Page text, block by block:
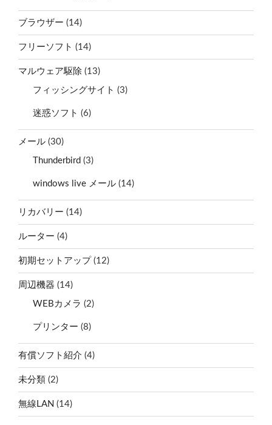
ブラウザー (14)
フリーソフト (14)
マルウェア駆除 (13)
フィッシングサイト (3)
迷惑ソフト (6)
メール (30)
Thunderbird (3)
windows live メール (14)
リカバリー (14)
ルーター (4)
初期セットアップ (12)
周辺機器 (14)
WEBカメラ (2)
プリンター (8)
有償ソフト紹介 (4)
未分類 (2)
無線LAN (14)